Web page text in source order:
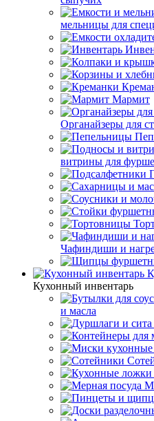
мельницы для
Мармит
Органайзеры для
витрины для
Чафиндиши и
Кухонный инвентарь
и масла